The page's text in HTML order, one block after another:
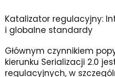
Katalizator regulacyjny:
i globalne standardy
Głównym czynnikiem
kierunku Serializacji 2.0
regulacyjnych, w